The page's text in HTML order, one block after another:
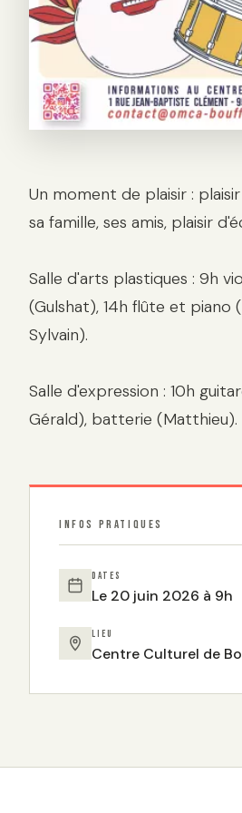
Description
Un moment de plaisir :
sa famille, ses amis, plaisir
Salle d'arts plastiques : 9h
(Gulshat), 14h flûte et piano
Sylvain).
Salle d'expression : 10h
Gérald), batterie (Matthieu).
INFOS PRATIQUES
DATES
Le 20 juin 2026 à 9h
LIEU
Centre Culturel de